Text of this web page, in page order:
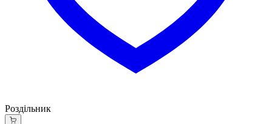
Роздільник